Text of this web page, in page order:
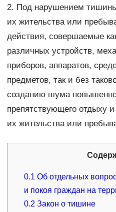
2. Под нарушением
их жительства или
действия, совершаемые
различных устройств,
приборов, аппаратов,
предметов, так и без
созданию шума
препятствующего отдыху
их жительства или
0.1 Об отдельных
и покоя граждан на
0.2 Закон о тишине